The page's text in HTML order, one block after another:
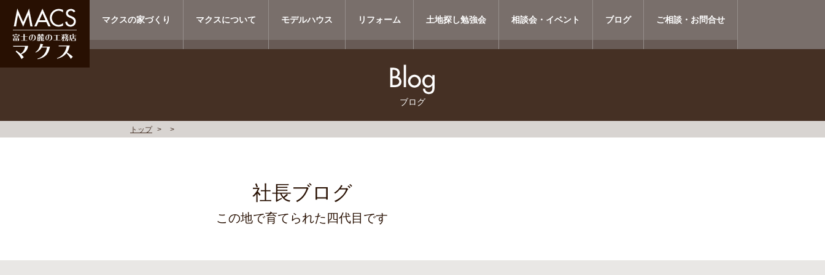
マクスの家づくり マクスについて モデルハウス リフォーム 土地探し勉強会 相談会・イベント ブログ ご相談・お問合せ
ブログ
トップ
社長ブログ
この地で育てられた四代目です